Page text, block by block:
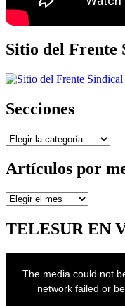
Sitio del Frente
Secciones
Secciones
Artículos por
Artículos
mes
TELESUR EN